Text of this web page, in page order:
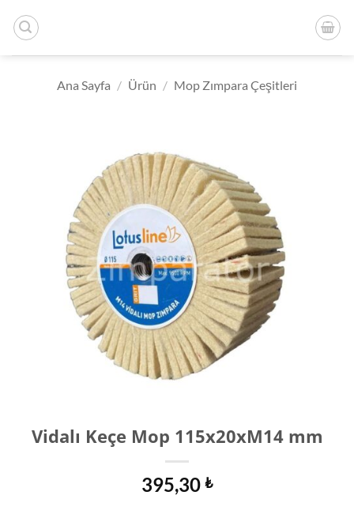
atla
Ana Sayfa / Ürün / Mop Zımpara Çeşitleri
Vidalı Keçe Mop 115x20xM14 mm
395,30 ₺